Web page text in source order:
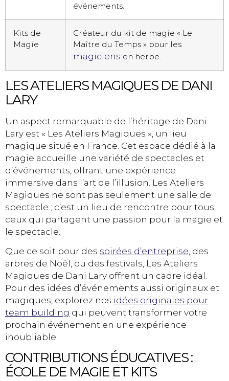
événements.
Kits de
Magie
Créateur du kit de magie « Le
Maître du Temps » pour les
magiciens en herbe.
LES ATELIERS MAGIQUES DE DANI
LARY
Un aspect remarquable de l’héritage de Dani
Lary est « Les Ateliers Magiques », un lieu
magique situé en France. Cet espace dédié à la
magie accueille une variété de spectacles et
d’événements, offrant une expérience
immersive dans l’art de l’illusion. Les Ateliers
Magiques ne sont pas seulement une salle de
spectacle ; c’est un lieu de rencontre pour tous
ceux qui partagent une passion pour la magie et
le spectacle.
Que ce soit pour des soirées d’entreprise, des
arbres de Noël, ou des festivals, Les Ateliers
Magiques de Dani Lary offrent un cadre idéal.
Pour des idées d’événements aussi originaux et
magiques, explorez nos idées originales pour
team building qui peuvent transformer votre
prochain événement en une expérience
inoubliable.
CONTRIBUTIONS ÉDUCATIVES :
ÉCOLE DE MAGIE ET KITS